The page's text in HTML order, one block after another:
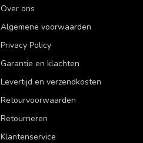
Over ons
Algemene voorwaarden
Privacy Policy
Garantie en klachten
Levertijd en verzendkosten
Retourvoorwaarden
Retourneren
Klantenservice